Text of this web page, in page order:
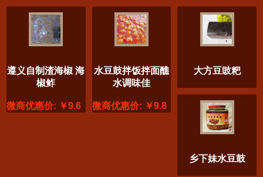
遵义自制渣海椒 海
椒鲊
微商优惠价: ￥9.6
水豆鼓拌饭拌面醮
水调味佳
微商优惠价: ￥9.8
大方豆豉粑
乡下妹水豆鼓